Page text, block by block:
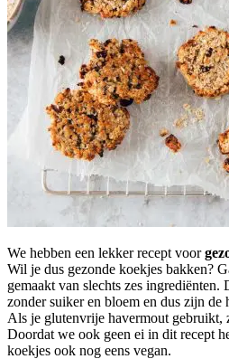
We hebben een lekker recept voor
Wil je dus gezonde koekjes bakken?
gemaakt van slechts zes ingrediënten.
zonder suiker en bloem en dus zijn de
Als je glutenvrije havermout gebruikt,
Doordat we ook geen ei in dit recept
koekjes ook nog eens vegan.